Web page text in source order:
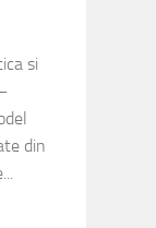
si
din